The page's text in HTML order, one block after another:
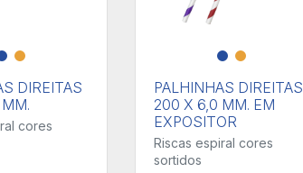
DIREITAS
cores
PALHINHAS DIREITAS
200 X 6,0 MM. EM
EXPOSITOR
Riscas espiral cores
sortidos